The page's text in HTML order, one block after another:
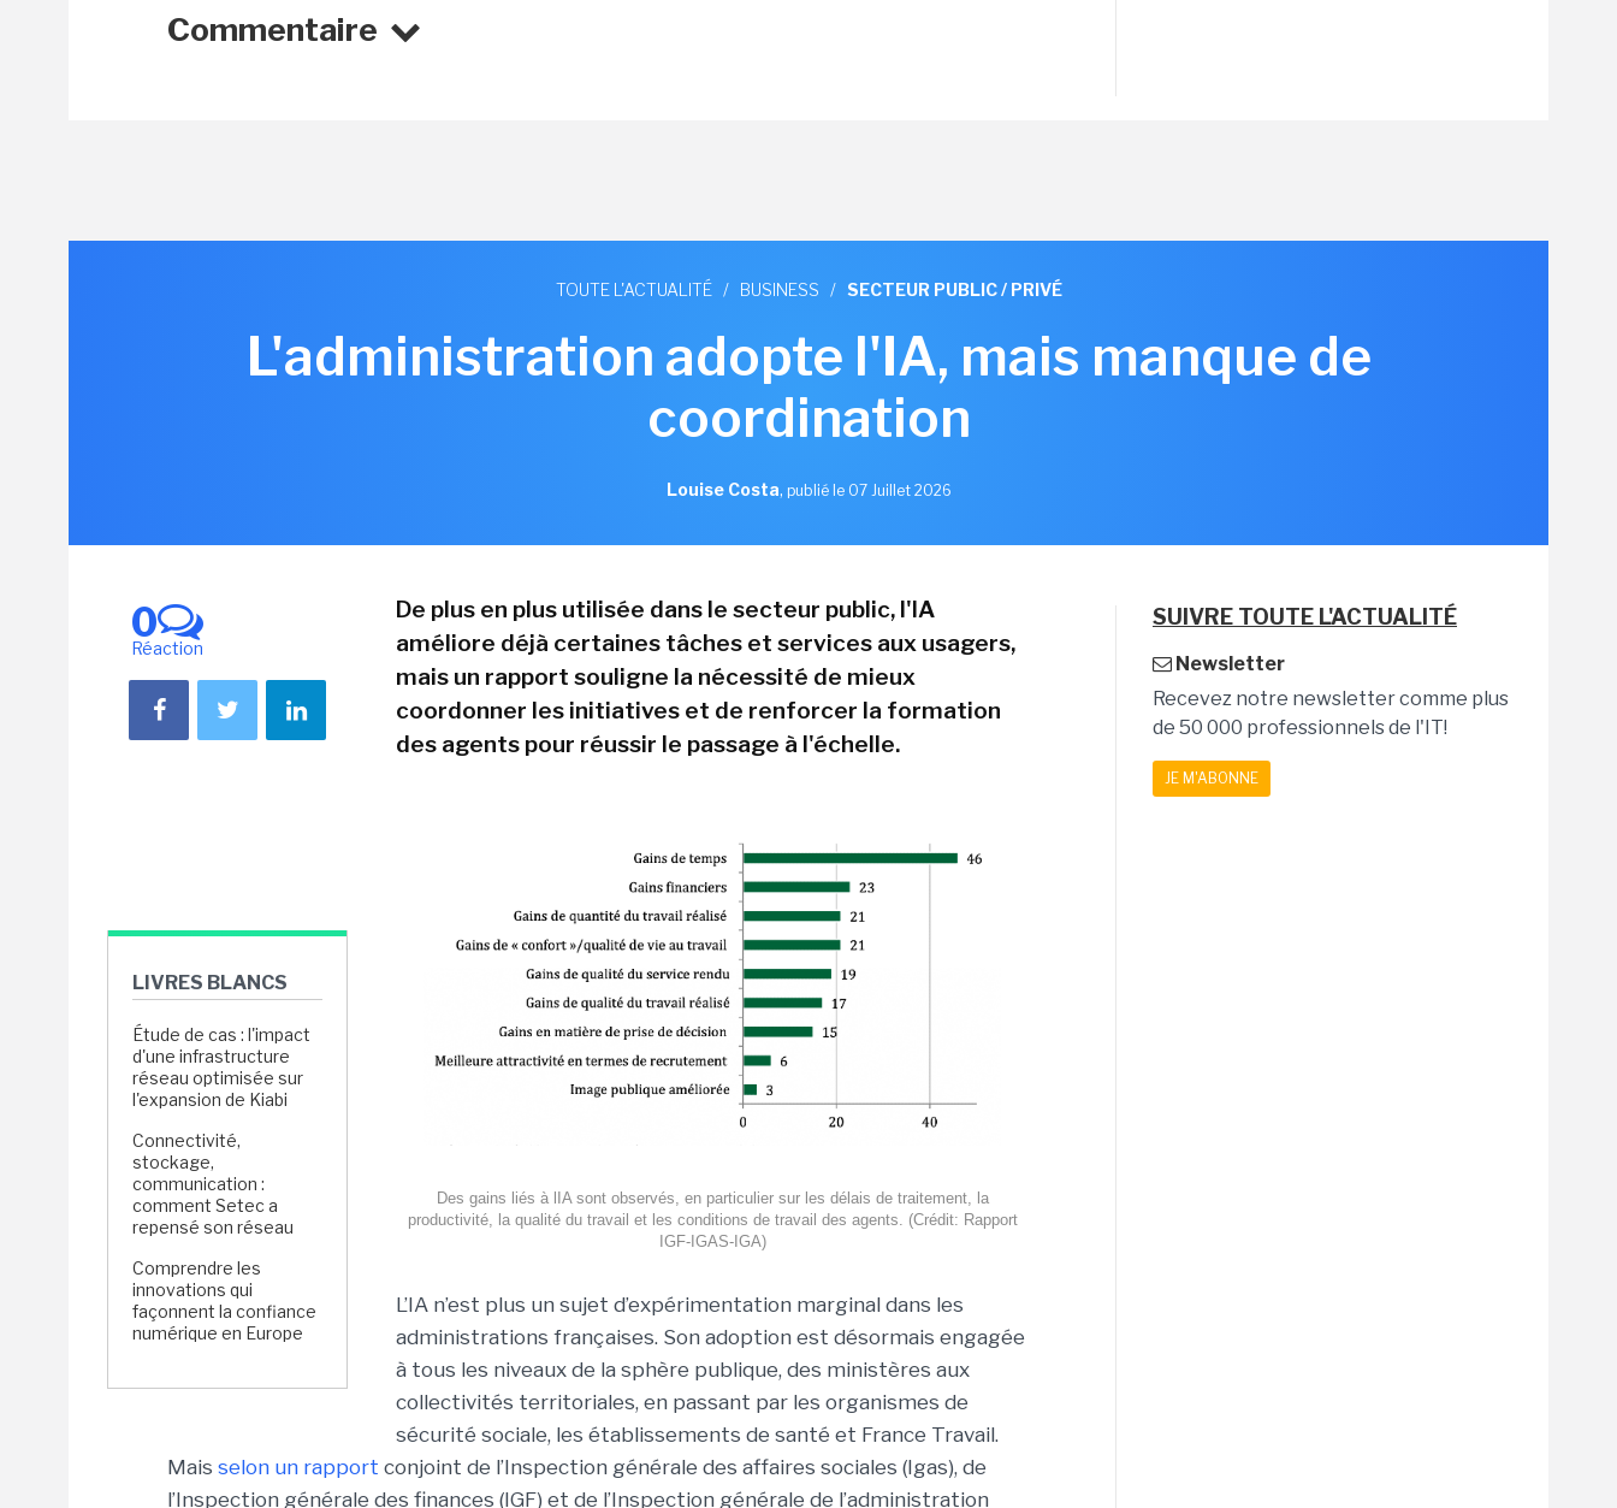
Commentaire
TOUTE L'ACTUALITÉ / BUSINESS / SECTEUR PUBLIC / PRIVÉ
L'administration adopte l'IA, mais manque de
coordination
Louise Costa, publié le 07 Juillet 2026
0
Réaction
LIVRES BLANCS
Étude de cas : l'impact
d'une infrastructure
réseau optimisée sur
l'expansion de Kiabi
Connectivité,
stockage,
communication :
comment Setec a
repensé son réseau
Comprendre les
innovations qui
façonnent la confiance
numérique en Europe
De plus en plus utilisée dans le secteur public, l'IA
améliore déjà certaines tâches et services aux usagers,
mais un rapport souligne la nécessité de mieux
coordonner les initiatives et de renforcer la formation
des agents pour réussir le passage à l'échelle.
Des gains liés à lIA sont observés, en particulier sur les délais de traitement, la
productivité, la qualité du travail et les conditions de travail des agents. (Crédit: Rapport
IGF-IGAS-IGA)
L’IA n’est plus un sujet d’expérimentation marginal dans les
administrations françaises. Son adoption est désormais engagée
à tous les niveaux de la sphère publique, des ministères aux
collectivités territoriales, en passant par les organismes de
sécurité sociale, les établissements de santé et France Travail.
Mais selon un rapport conjoint de l’Inspection générale des affaires sociales (Igas), de
l’Inspection générale des finances (IGF) et de l’Inspection générale de l’administration
SUIVRE TOUTE L'ACTUALITÉ
Newsletter
Recevez notre newsletter comme plus
de 50 000 professionnels de l'IT!
JE M'ABONNE